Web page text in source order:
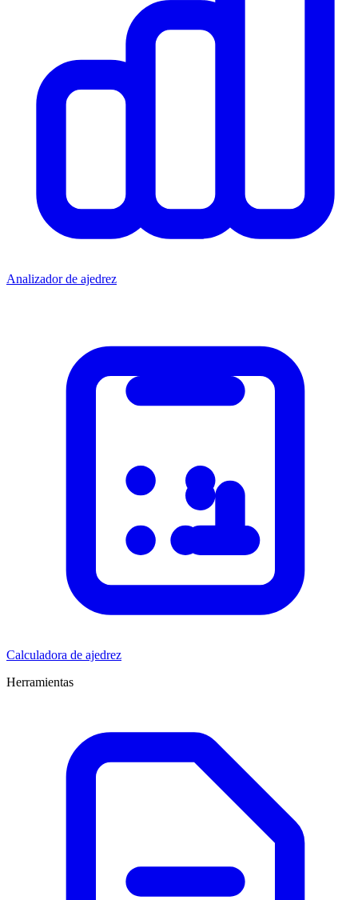
Analizador de ajedrez
Calculadora de ajedrez
Herramientas